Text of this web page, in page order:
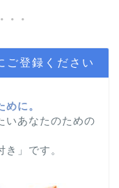
ご登録ください
に。
いあなたのための
」です。